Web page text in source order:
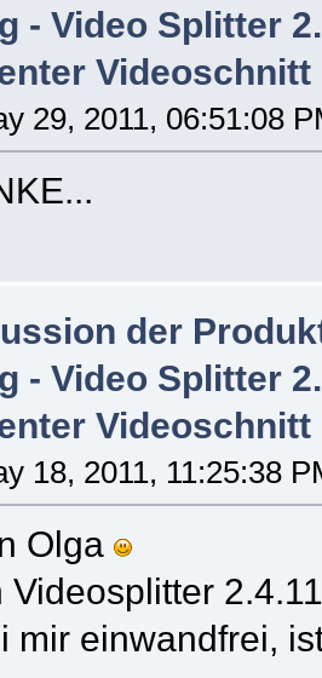
- Video Splitter
Videoschnitt
29, 2011, 06:51:08
der
- Video Splitter
Videoschnitt
18, 2011, 11:25:38
Olga
Videosplitter
mir einwandfrei,